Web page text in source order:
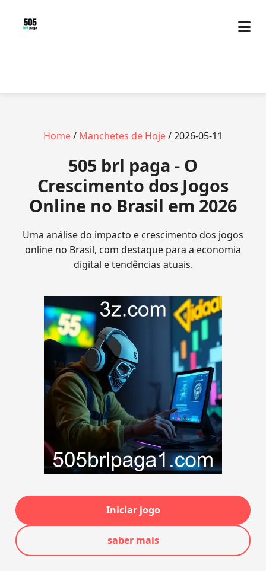
Home/ Manchetes de Hoje/ 2026-05-11
505 brl paga - O
Crescimento dos Jogos
Online no Brasil em 2026
Uma análise do impacto e crescimento dos jogos
online no Brasil, com destaque para a economia
digital e tendências atuais.
Iniciar jogo
saber mais